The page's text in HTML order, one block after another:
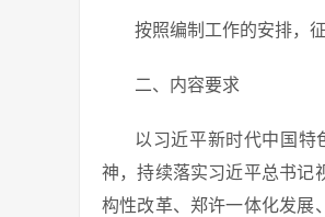
按照编制工作的安排，
二、内容要求
以习近平新时代中国特
神，持续落实习近平总书记
构性改革、郑许一体化发展